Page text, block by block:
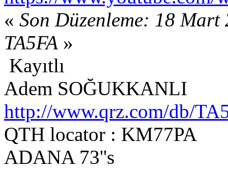
« Son Düzenleme: 18
TA5FA »
Kayıtlı
Adem SOĞUKKANLI
http://www.qrz.com/db/
QTH locator : KM77PA
ADANA 73''s